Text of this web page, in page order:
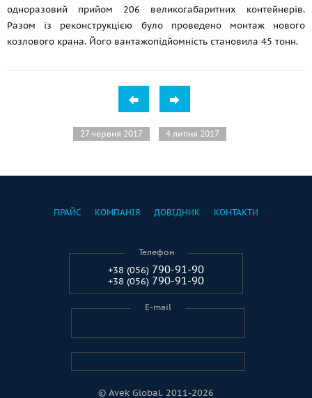
одноразовий прийом 206 великогабаритних контейнерів.
Разом із реконструкцією було проведено монтаж нового
козлового крана. Його вантажопідйомність становила 45 тонн.
27 червня 2017 4 липня 2017
© Avek Global. 2011-2026
ПРАЙС КОМПАНІЯ ДОВІДНИК КОНТАКТИ
Телефон
+38 (056) 790-91-90
+38 (056) 790-91-90
E-mail